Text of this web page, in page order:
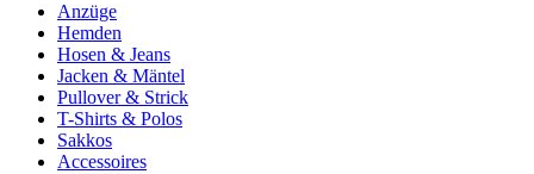
Anzüge
Hemden
Hosen & Jeans
Jacken & Mäntel
Pullover & Strick
T-Shirts & Polos
Sakkos
Accessoires